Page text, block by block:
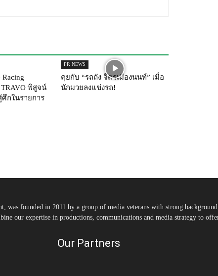
TRAVO พิสูจน์
กในรายการ
PR NEWS
คุยกับ “รถถัง จิตรเมืองนนท์” เมื่อ
นักมวยลงแข่งรถ!
founded in 2011 by a group of media veterans with strong background
our expertise in productions, communications and media strategy to
Our Partners